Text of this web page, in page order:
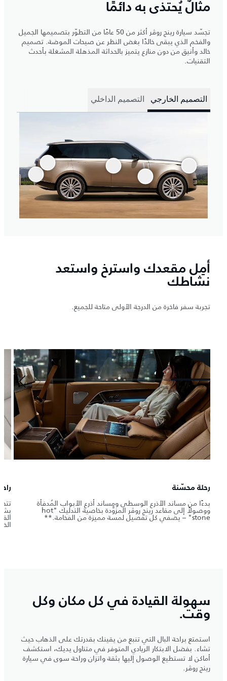
مثالٌ يُحتذى به دائمًا
تجسّد سيارة رينج روڤر أكثر من 50 عامًا من التطوّر بتصميمها الجميل
والفخم الذي يبقى خالدًا بغض النظر عن صيحات الموضة. تصميم
خالد وأنيق من دون منازع يتميز بالحداثة المذهلة المشغلة بأحدث
التقنيات.
التصميم الخارجي التصميم الداخلي
أمِل مقعدك واسترخ واستعد
نشاطك
تجربة سفر فاخرة من الدرجة الأولى متاحة للجميع.
رحلة محسّنة
بدءًا من مساند الأذرع الوسطى ومساند أذرع الأبواب المُدفأة
ووصولاً إلى مقاعد رينج روڤر المزوَّدة بخاصية التدليك "hot
stone" – يضفي كل تفصيل لمسة مميزة من الفخامة.**
سهولة القيادة في كل مكان وكل
وقت.
استمتع براحة البال التي تنبع من يقينك بقدرتك على الذهاب حيث
تشاء. بفضل الابتكار الريادي المتوفر في متناول يديك، استكشف
أماكن لا تستطيع الوصول إليها بثقة واتزان وراحة سوى في سيارة
رينج روڤر.